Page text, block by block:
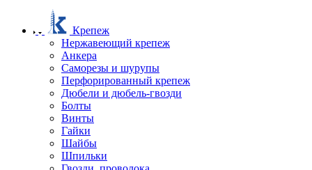
Крепеж
Нержавеющий крепеж
Анкера
Саморезы и шурупы
Перфорированный крепеж
Дюбели и дюбель-гвозди
Болты
Винты
Гайки
Шайбы
Шпильки